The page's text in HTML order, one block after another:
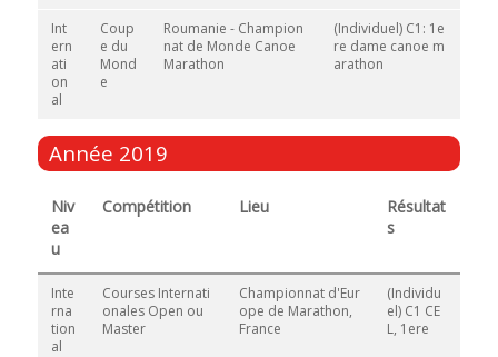
Int
ern
ati
on
al
Coup
e du
Mond
e
Roumanie - Champion
nat de Monde Canoe
Marathon
(Individuel) C1: 1e
re dame canoe m
arathon
Année 2019
Niv
ea
u
Compétition Lieu
Résultat
s
Inte
rna
tion
al
Courses Internati
onales Open ou
Master
Championnat d'Eur
ope de Marathon,
France
(Individu
el) C1 CE
L, 1ere